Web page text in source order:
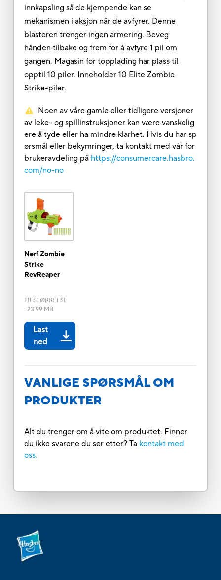
innkapsling så de kjempende kan se
mekanismen i aksjon når de avfyrer. Denne
blasteren trenger ingen armering. Beveg
hånden tilbake og frem for å avfyre 1 pil om
gangen. Magasin for topplading har plass til
opptil 10 piler. Inneholder 10 Elite Zombie
Strike-piler.
Noen av våre gamle eller tidligere versjoner
av leke- og spillinstruksjoner kan være vanskelig
ere å tyde eller ha mindre klarhet. Hvis du har sp
ørsmål eller bekymringer, ta kontakt med vår for
brukeravdeling på https://consumercare.hasbro.
com/no-no
Nerf Zombie
Strike
RevReaper
FILSTØRRELSE
: 23.99 MB
Last
ned
VANLIGE SPØRSMÅL OM
PRODUKTER
Alt du trenger om å vite om produktet. Finner
du ikke svarene du ser etter? Ta kontakt med
oss.